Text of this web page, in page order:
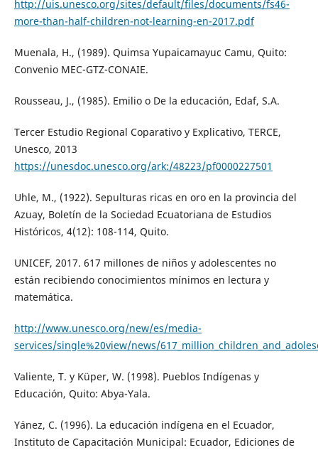
http://uis.unesco.org/sites/default/files/documents/fs46-
more-than-half-children-not-learning-en-2017.pdf
Muenala, H., (1989). Quimsa Yupaicamayuc Camu, Quito:
Convenio MEC-GTZ-CONAIE.
Rousseau, J., (1985). Emilio o De la educación, Edaf, S.A.
Tercer Estudio Regional Coparativo y Explicativo, TERCE,
Unesco, 2013
https://unesdoc.unesco.org/ark:/48223/pf0000227501
Uhle, M., (1922). Sepulturas ricas en oro en la provincia del
Azuay, Boletín de la Sociedad Ecuatoriana de Estudios
Históricos, 4(12): 108-114, Quito.
UNICEF, 2017. 617 millones de niños y adolescentes no
están recibiendo conocimientos mínimos en lectura y
matemática.
http://www.unesco.org/new/es/media-
services/single%20view/news/
Valiente, T. y Küper, W. (1998). Pueblos Indígenas y
Educación, Quito: Abya-Yala.
Yánez, C. (1996). La educación indígena en el Ecuador,
Instituto de Capacitación Municipal: Ecuador, Ediciones de